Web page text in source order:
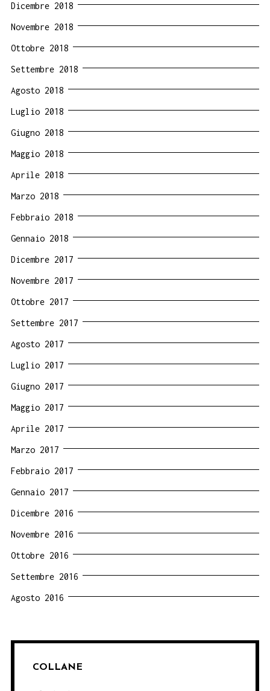
Dicembre 2018
Novembre 2018
Ottobre 2018
Settembre 2018
Agosto 2018
Luglio 2018
Giugno 2018
Maggio 2018
Aprile 2018
Marzo 2018
Febbraio 2018
Gennaio 2018
Dicembre 2017
Novembre 2017
Ottobre 2017
Settembre 2017
Agosto 2017
Luglio 2017
Giugno 2017
Maggio 2017
Aprile 2017
Marzo 2017
Febbraio 2017
Gennaio 2017
Dicembre 2016
Novembre 2016
Ottobre 2016
Settembre 2016
Agosto 2016
COLLANE